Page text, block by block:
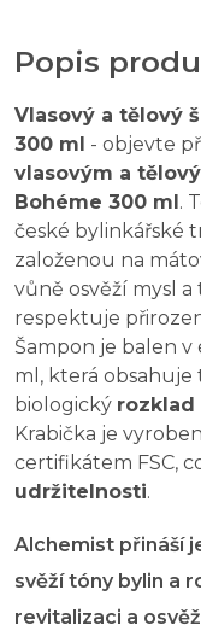
Popis
Vlasový a tělový
300 ml - objevte
vlasovým a
Bohéme 300 ml .
české bylinkářské
založenou na
vůně osvěží mysl
respektuje
Šampon je balen
ml, která
biologický rozklad
Krabička je
certifikátem FSC,
udržitelnosti.
Alchemist přináší
svěží tóny bylin a
revitalizaci a